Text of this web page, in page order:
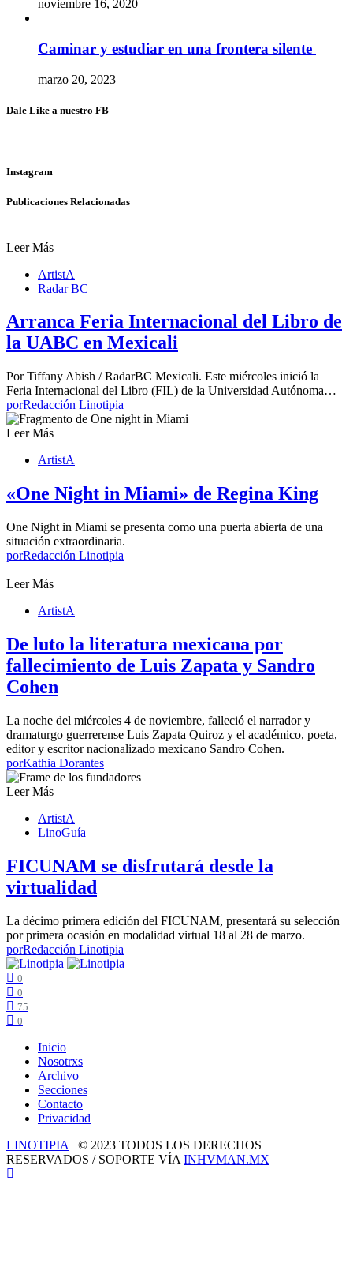
noviembre 16, 2020
Caminar y estudiar en una frontera silente
marzo 20, 2023
Dale Like a nuestro FB
Instagram
Publicaciones Relacionadas
Leer Más
ArtistA
Radar BC
Arranca Feria Internacional del Libro de
la UABC en Mexicali
Por Tiffany Abish / RadarBC Mexicali. Este miércoles inició la
Feria Internacional del Libro (FIL) de la Universidad Autónoma…
porRedacción Linotipia
Leer Más
ArtistA
«One Night in Miami» de Regina King
One Night in Miami se presenta como una puerta abierta de una
situación extraordinaria.
porRedacción Linotipia
Leer Más
ArtistA
De luto la literatura mexicana por
fallecimiento de Luis Zapata y Sandro
Cohen
La noche del miércoles 4 de noviembre, falleció el narrador y
dramaturgo guerrerense Luis Zapata Quiroz y el académico, poeta,
editor y escritor nacionalizado mexicano Sandro Cohen.
porKathia Dorantes
Leer Más
ArtistA
LinoGuía
FICUNAM se disfrutará desde la
virtualidad
La décimo primera edición del FICUNAM, presentará su selección
por primera ocasión en modalidad virtual 18 al 28 de marzo.
porRedacción Linotipia
0
0
75
0
Inicio
Nosotrxs
Archivo
Secciones
Contacto
Privacidad
LINOTIPIA © 2023 TODOS LOS DERECHOS
RESERVADOS / SOPORTE VÍA INHVMAN.MX